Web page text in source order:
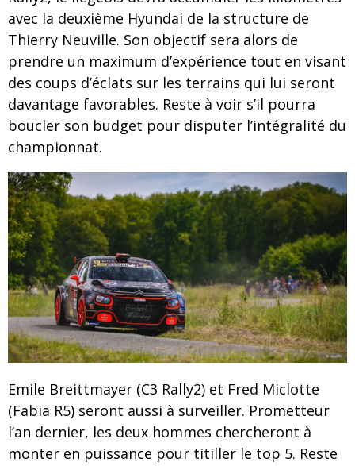
avec la deuxième Hyundai de la structure de
Thierry Neuville. Son objectif sera alors de
prendre un maximum d’expérience tout en visant
des coups d’éclats sur les terrains qui lui seront
davantage favorables. Reste à voir s’il pourra
boucler son budget pour disputer l’intégralité du
championnat.
Emile Breittmayer (C3 Rally2) et Fred Miclotte
(Fabia R5) seront aussi à surveiller. Prometteur
l’an dernier, les deux hommes chercheront à
monter en puissance pour titiller le top 5. Reste